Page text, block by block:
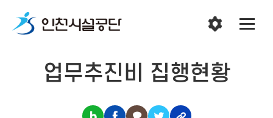
업무추진비 집행현황